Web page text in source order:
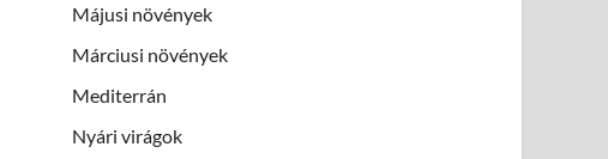
Májusi növények
Márciusi növények
Mediterrán
Nyári virágok